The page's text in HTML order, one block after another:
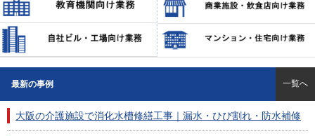
最新の事例 一覧へ
大阪の介護施設で消化水槽修繕工事｜漏水・ひび割れ・防水補修